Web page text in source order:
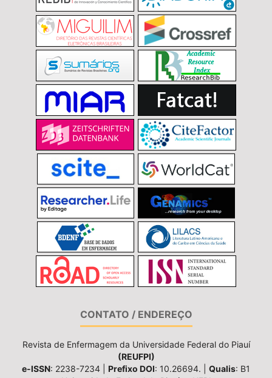
CONTATO / ENDEREÇO
Revista de Enfermagem da Universidade Federal do Piauí
(REUFPI)
e-ISSN: 2238-7234 | Prefixo DOI: 10.26694. | Qualis: B1